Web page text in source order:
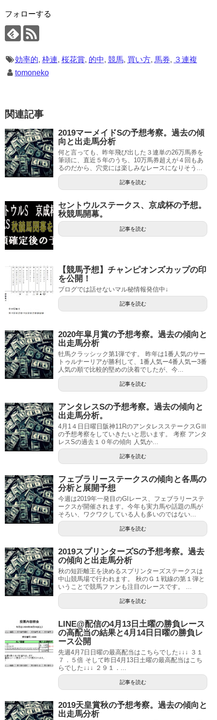
フォローする
効率的, 枠連, 桜花賞, 的中, 競馬, 買い方, 馬券, ３連複
tomoneko
関連記事
2019マーメイドSの予想考察。過去の傾
向と出走馬分析
何と言っても、昨年飛び出した３連単の26万馬券を
筆頭に、直近５年のうち、10万馬券超えが４回もあ
るのだから、穴党には楽しみなレースになりそう...
記事を読む
セントウルステークス、京成杯の予想。
秋競馬開幕。
記事を読む
【競馬予想】チャンピオンズカップの印
を公開！
ブログでは話せないマル秘情報発信中↓
記事を読む
2020年皐月賞の予想考察。過去の傾向と
出走馬分析
牡馬クラッシック第1弾です。 昨年は1番人気のサー
トゥルナーリアが勝利して、1番人気ー4番人気ー3番
人気の順で比較的堅めの決着でしたが、今...
記事を読む
アンタレスSの予想考察。過去の傾向と
出走馬分析。
4月1４日日曜日阪神11RのアンタレスステークスGⅢ
の予想考察をしていきたいと思います。 考察 アンタ
レスSの過去１０年の傾向 人気か...
記事を読む
フェブラリーステークスの傾向と各馬の
分析と展開予想
今週は2019年一発目のGIレース、フェブラリーステ
ークスが開催されます。今年も実力馬や話題の馬が
そろい、ワクワクしている人も多いのではない...
記事を読む
2019スプリンターズSの予想考察。過去
の傾向と出走馬分析
秋の短距離王を決めるスプリンターズステークスは
中山競馬場で行われます。 秋のＧ１戦線の第１弾と
いうことで競馬ファンも注目のレースです。 ...
記事を読む
LINE@配信の4月13日土曜の勝負レース
の高配当の結果と4月14日日曜の勝負レ
ース公開
先週4月7日日曜の最高配当はこちらでした↓↓↓ ３１
７．５倍 そして昨日4月13日土曜の最高配当はこち
らでした↓↓↓ ２９１．...
記事を読む
2019天皇賞秋の予想考察。過去の傾向と
出走馬分析